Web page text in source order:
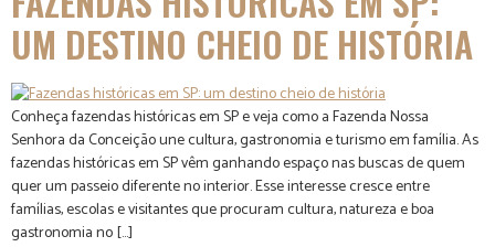
UM DESTINO CHEIO DE HISTÓRIA
Conheça fazendas históricas em SP e veja como a Fazenda Nossa
Senhora da Conceição une cultura, gastronomia e turismo em família. As
fazendas históricas em SP vêm ganhando espaço nas buscas de quem
quer um passeio diferente no interior. Esse interesse cresce entre
famílias, escolas e visitantes que procuram cultura, natureza e boa
gastronomia no […]